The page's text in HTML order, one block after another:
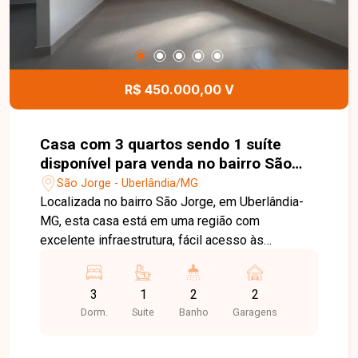
visita e conheça todo o potencial deste imóvel.
R$ 450.000,00 V
Casa com 3 quartos sendo 1 suíte
disponível para venda no bairro São
Jorge em Uberlândia-MG
São Jorge - Uberlândia/MG
Localizada no bairro São Jorge, em Uberlândia-
MG, esta casa está em uma região com
excelente infraestrutura, fácil acesso às
além de contar com comércios, escolas,
farmácias e diversos serviços, proporcionando
praticidade e qualidade de vida para toda a
3
Dorm.
1
Suite
2
Banho
2
Garagens